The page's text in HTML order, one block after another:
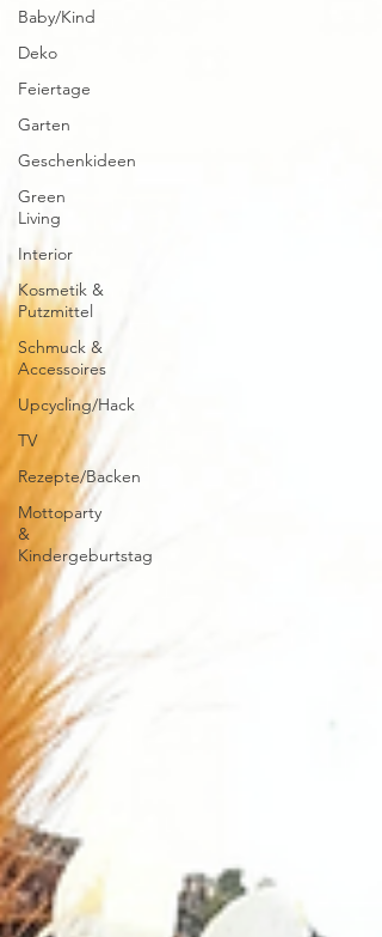
Baby/Kind
Deko
Feiertage
Garten
Geschenkideen
Green
Living
Interior
Kosmetik &
Putzmittel
Schmuck &
Accessoires
Upcycling/Hack
TV
Rezepte/Backen
Mottoparty
&
Kindergeburtstag